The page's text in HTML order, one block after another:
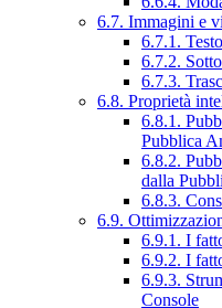
6.7. Immagini e
6.7.1.
6.7.2.
6.7.3.
6.8. Proprietà
6.8.1.
Pubblica
6.8.2.
dalla
6.8.3.
6.9.
6.9.1. I
6.9.2. I
6.9.3.
Console